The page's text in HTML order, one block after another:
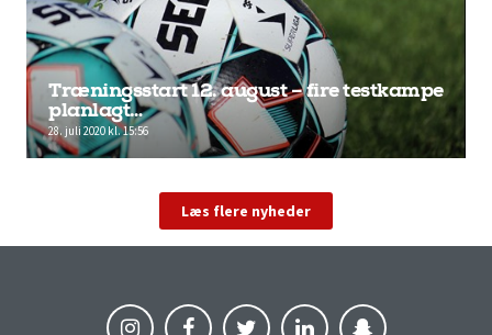
Træningsstart 12. august – fire testkampe
planlagt…
28. juli 2020 kl. 15:56
Læs flere nyheder